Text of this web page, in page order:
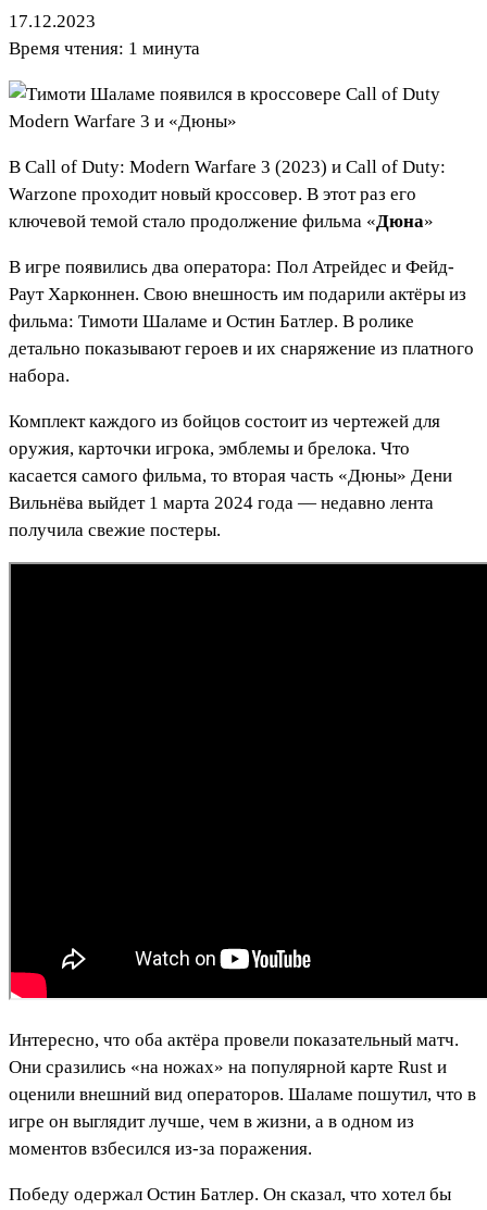
17.12.2023
Время чтения: 1 минута
В Call of Duty: Modern Warfare 3 (2023) и Call of Duty:
Warzone проходит новый кроссовер. В этот раз его
ключевой темой стало продолжение фильма «Дюна»
В игре появились два оператора: Пол Атрейдес и Фейд-
Раут Харконнен. Свою внешность им подарили актёры из
фильма: Тимоти Шаламе и Остин Батлер. В ролике
детально показывают героев и их снаряжение из платного
набора.
Комплект каждого из бойцов состоит из чертежей для
оружия, карточки игрока, эмблемы и брелока. Что
касается самого фильма, то вторая часть «Дюны» Дени
Вильнёва выйдет 1 марта 2024 года — недавно лента
получила свежие постеры.
Интересно, что оба актёра провели показательный матч.
Они сразились «на ножах» на популярной карте Rust и
оценили внешний вид операторов. Шаламе пошутил, что в
игре он выглядит лучше, чем в жизни, а в одном из
моментов взбесился из-за поражения.
Победу одержал Остин Батлер. Он сказал, что хотел бы